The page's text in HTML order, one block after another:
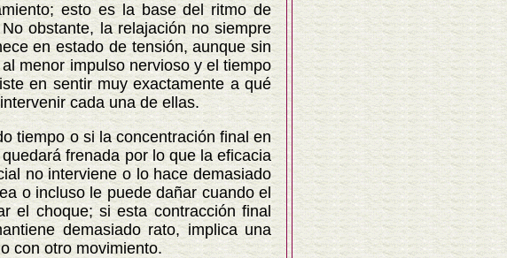
esto es la base del ritmo de
obstante, la relajación no siempre
en estado de tensión, aunque sin
menor impulso nervioso y el tiempo
en sentir muy exactamente a qué
cada una de ellas.
o si la concentración final en
frenada por lo que la eficacia
no interviene o lo hace demasiado
o incluso le puede dañar cuando el
el choque; si esta contracción final
demasiado rato, implica una
con otro movimiento.